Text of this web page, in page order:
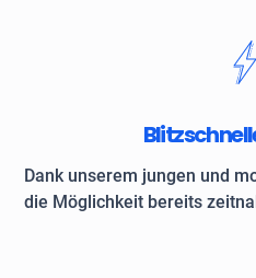
Dank unserem jungen und
die Möglichkeit bereits